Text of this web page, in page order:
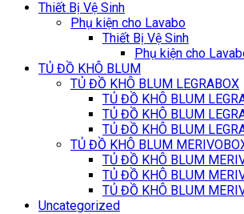
Thiết Bị Vệ Sinh
Phụ kiện cho Lavabo
Thiết Bị Vệ Sinh
Phụ kiện cho
TỦ ĐỒ KHÔ BLUM
TỦ ĐỒ KHÔ BLUM LEGRABOX
TỦ ĐỒ KHÔ BLUM
TỦ ĐỒ KHÔ BLUM
TỦ ĐỒ KHÔ BLUM
TỦ ĐỒ KHÔ BLUM
TỦ ĐỒ KHÔ BLUM
TỦ ĐỒ KHÔ BLUM
TỦ ĐỒ KHÔ BLUM
Uncategorized